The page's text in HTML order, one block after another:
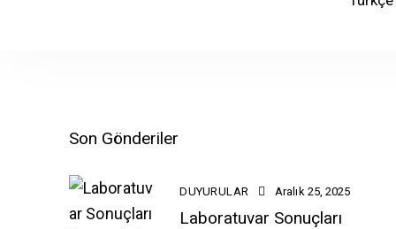
Son Gönderiler
DUYURULAR Aralık 25, 2025
Laboratuvar Sonuçları